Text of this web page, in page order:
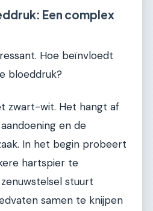
Een complex
Hoe beïnvloedt
bloeddruk?
zwart-wit. Het hangt af
en de
In het begin probeert
hartspier te
stuurt
samen te knijpen